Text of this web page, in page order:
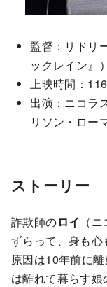
監督：リドリ
ックレイン』）
上映時間：
出演：ニコラ
リソン・ロー
ストーリー
詐欺師のロイ （
ずらって、身も心
原因は10年前に
は離れて暮らす娘